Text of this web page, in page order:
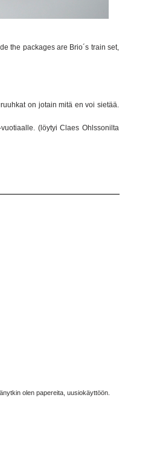
the packages are Brio´s train set,
on jotain mitä en voi sietää.
(löytyi Claes Ohlssonilta
olen papereita, uusiokäyttöön.